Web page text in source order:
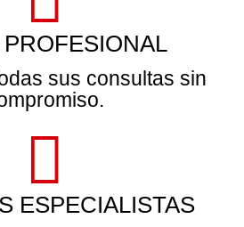
sus consultas sin
ESPECIALISTAS